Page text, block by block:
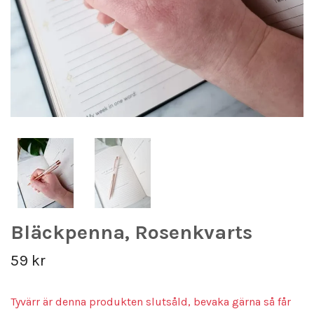
Bläckpenna, Rosenkvarts
59 kr
Tyvärr är denna produkten slutsåld, bevaka gärna så får